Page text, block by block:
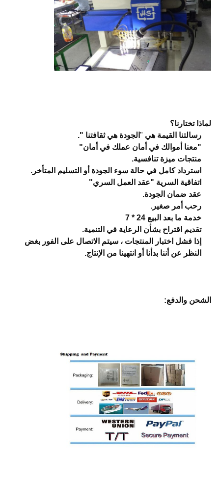
لماذا تختارنا؟
رسالتنا القيمة هي "الجودة هي ثقافتنا ".
"معنا أموالك في أمان عملك في أمان"
منتجات ميزة تنافسية.
استرداد كامل في حالة سوء الجودة أو التسليم المتأخر.
اتفاقية السرية "عقد العمل السري"
عقد ضمان الجودة.
رحب أمر صغير.
خدمة ما بعد البيع 24 * 7
تقديم اقتراح بشأن الرعاية في التنمية.
إذا فشل اختبار المنتجات ، سيتم الاتصال على الفور بغض
النظر عن أننا بدأنا أو انتهينا من الإنتاج.
الشحن والدفع: